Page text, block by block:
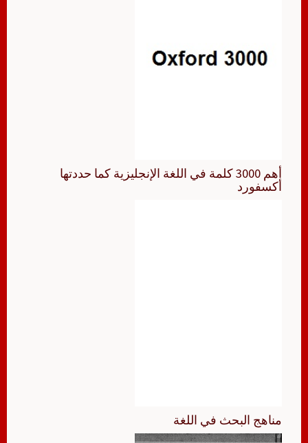
أهم 3000 كلمة في اللغة الإنجليزية كما حددتها
أكسفورد
مناهج البحث في اللغة